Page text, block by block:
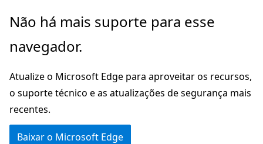
Pular
o
principal
Não há mais suporte para esse
navegador.
Atualize o Microsoft Edge para aproveitar os recursos,
o suporte técnico e as atualizações de segurança mais
recentes.
Baixar o Microsoft Edge